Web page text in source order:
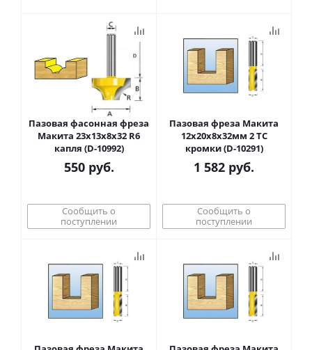
Пазовая фасонная фреза
Макита 23х13х8х32 R6
капля (D-10992)
550руб.
Сообщить о
поступлении
Пазовая фреза Макита
12х20х8х32мм 2 TC
кромки (D-10291)
1 582 руб.
Сообщить о
поступлении